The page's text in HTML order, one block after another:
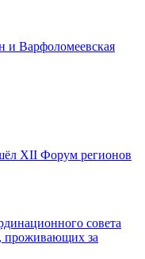
и Варфоломеевская
XII Форум регионов
совета
проживающих за